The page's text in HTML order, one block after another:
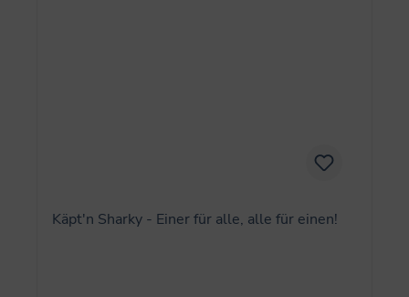
Käpt'n Sharky - Einer für alle, alle für einen!